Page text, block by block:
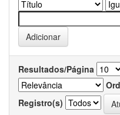
Resultados/Página
Registro(s)